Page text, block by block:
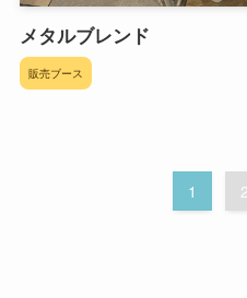
メタルブレンド
販売ブース
1 2